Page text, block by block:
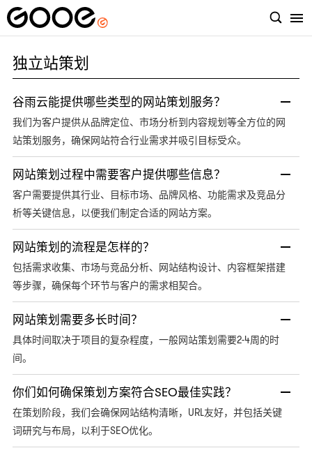
独立站策划
谷雨云能提供哪些类型的网站策划服务？
我们为客户提供从品牌定位、市场分析到内容规划等全方位的网
站策划服务，确保网站符合行业需求并吸引目标受众。
网站策划过程中需要客户提供哪些信息？
客户需要提供其行业、目标市场、品牌风格、功能需求及竞品分
析等关键信息，以便我们制定合适的网站方案。
网站策划的流程是怎样的？
包括需求收集、市场与竞品分析、网站结构设计、内容框架搭建
等步骤，确保每个环节与客户的需求相契合。
网站策划需要多长时间？
具体时间取决于项目的复杂程度，一般网站策划需要2-4周的时
间。
你们如何确保策划方案符合SEO最佳实践？
在策划阶段，我们会确保网站结构清晰，URL友好，并包括关键
词研究与布局，以利于SEO优化。